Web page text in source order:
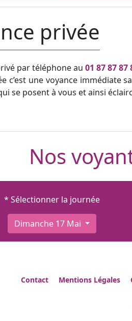
privée
par téléphone au 01 87 87 87
c’est une voyance
se posent à vous et ainsi
Nos
* Sélectionner la journée
Dimanche 17 Mai
Contact Mentions Légales